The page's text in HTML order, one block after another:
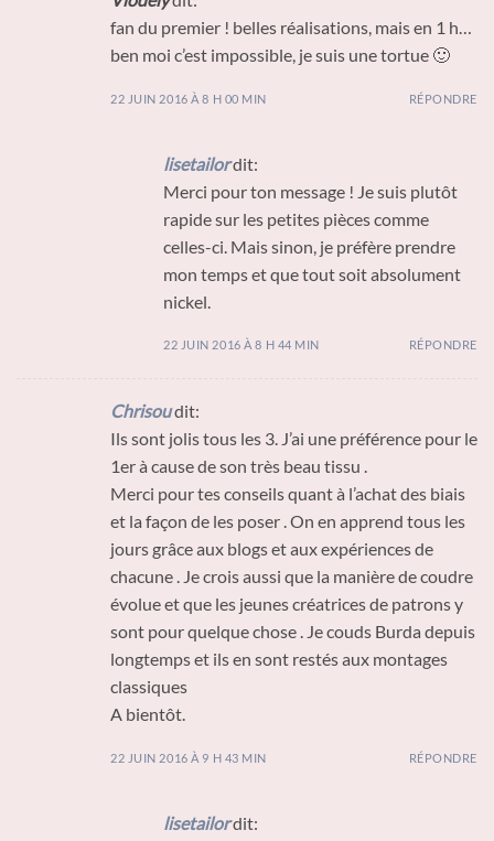
fan du premier ! belles réalisations, mais en 1 h…
ben moi c’est impossible, je suis une tortue 🙂
22 JUIN 2016 À 8 H 00 MIN RÉPONDRE
lisetailordit:
Merci pour ton message ! Je suis plutôt
rapide sur les petites pièces comme
celles-ci. Mais sinon, je préfère prendre
mon temps et que tout soit absolument
nickel.
22 JUIN 2016 À 8 H 44 MIN RÉPONDRE
Chrisoudit:
Ils sont jolis tous les 3. J’ai une préférence pour le
1er à cause de son très beau tissu .
Merci pour tes conseils quant à l’achat des biais
et la façon de les poser . On en apprend tous les
jours grâce aux blogs et aux expériences de
chacune . Je crois aussi que la manière de coudre
évolue et que les jeunes créatrices de patrons y
sont pour quelque chose . Je couds Burda depuis
longtemps et ils en sont restés aux montages
classiques
A bientôt.
22 JUIN 2016 À 9 H 43 MIN RÉPONDRE
lisetailordit: